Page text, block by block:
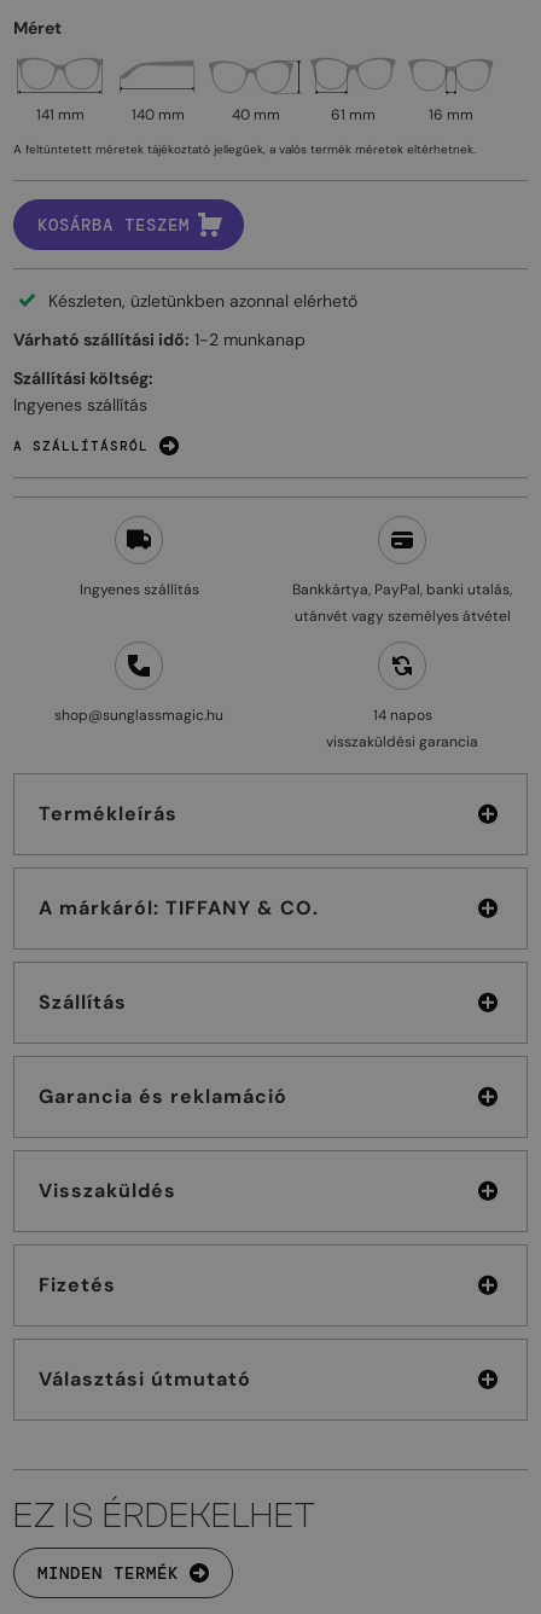
Ingyenes szállítás
Bankkártya, PayPal, banki utalás,
utánvét vagy személyes átvétel
shop@sunglassmagic.hu
14 napos
visszaküldési garancia
Termékleírás
A márkáról: TIFFANY & CO.
Szállítás
Garancia és reklamáció
Visszaküldés
Fizetés
Választási útmutató
Méret
141 mm 140 mm 40 mm 61 mm 16 mm
A feltüntetett méretek tájékoztató jellegűek, a valós termék méretek eltérhetnek.
KOSÁRBA TESZEM
Készleten, üzletünkben azonnal elérhető
Várható szállítási idő: 1-2 munkanap
Szállítási költség:
Ingyenes szállítás
A SZÁLLÍTÁSRÓL
EZ IS ÉRDEKELHET
MINDEN TERMÉK